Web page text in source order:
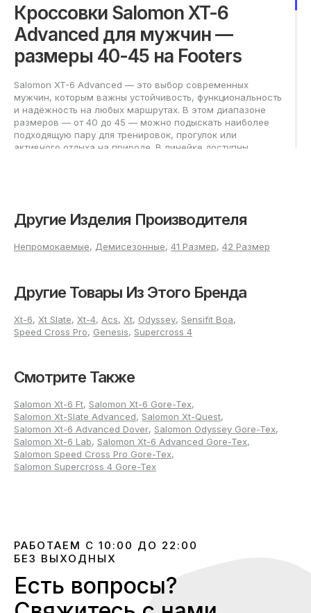
Кроссовки Salomon XT-6
Advanced для мужчин —
размеры 40-45 на Footers
Salomon XT-6 Advanced — это выбор современных
мужчин, которым важны устойчивость, функциональность
и надёжность на любых маршрутах. В этом диапазоне
размеров — от 40 до 45 — можно подыскать наиболее
подходящую пару для тренировок, прогулок или
активного отдыха на природе. В линейке доступны
Как выбрать кроссовки
Salomon XT-6 Advanced в
нужном размере?
Для правильного выбора кроссовок Salomon XT-6
Advanced измерьте длину обеих стоп ближе к вечеру,
ориентироваться на большую стопу, измеряя от пятки до
кончика самого длинного пальца. К полученному
активное движение.
подъёму, так как такие кроссовки практически не меняют
форму с течением времени. При примерке важно, чтобы
пальцы оставались свободны, а пятка хорошо
фиксировалась без скольжения и лишнего давления.
Если обувь мягкая, допускается минимальный запас по
ширине, но не по длине.
магазине Footers?
кроссовок Salomon XT-6 Advanced размеров 40–45,
всегда в наличии новые коллекции и наиболее
востребованные расцветки. Наши покупатели получают:
Другие Изделия Производителя
Непромокаемые, Демисезонные, 41 Размер, 42 Размер
Другие Товары Из Этого Бренда
Xt-6, Xt Slate, Xt-4, Acs, Xt, Odyssey, Sensifit Boa,
Speed Cross Pro, Genesis, Supercross 4
Смотрите Также
Salomon Xt-6 Ft, Salomon Xt-6 Gore-Tex,
Salomon Xt-Slate Advanced, Salomon Xt-Quest,
Salomon Xt-6 Advanced Dover, Salomon Odyssey Gore-Tex,
Salomon Xt-6 Lab, Salomon Xt-6 Advanced Gore-Tex,
Salomon Speed Cross Pro Gore-Tex,
Salomon Supercross 4 Gore-Tex
РАБОТАЕМ С 10:00 ДО 22:00
БЕЗ ВЫХОДНЫХ
Есть вопросы?